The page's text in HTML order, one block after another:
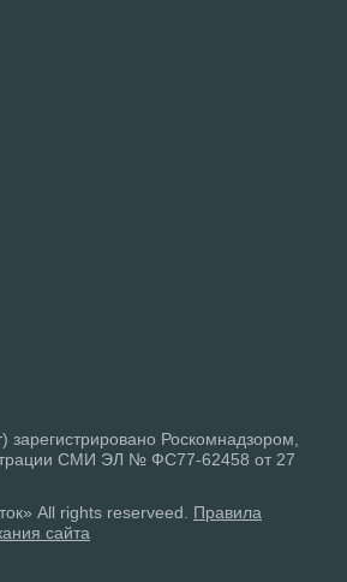
зарегистрировано Роскомнадзором,
СМИ ЭЛ № ФС77-62458 от 27
All rights reserveed. Правила
сайта